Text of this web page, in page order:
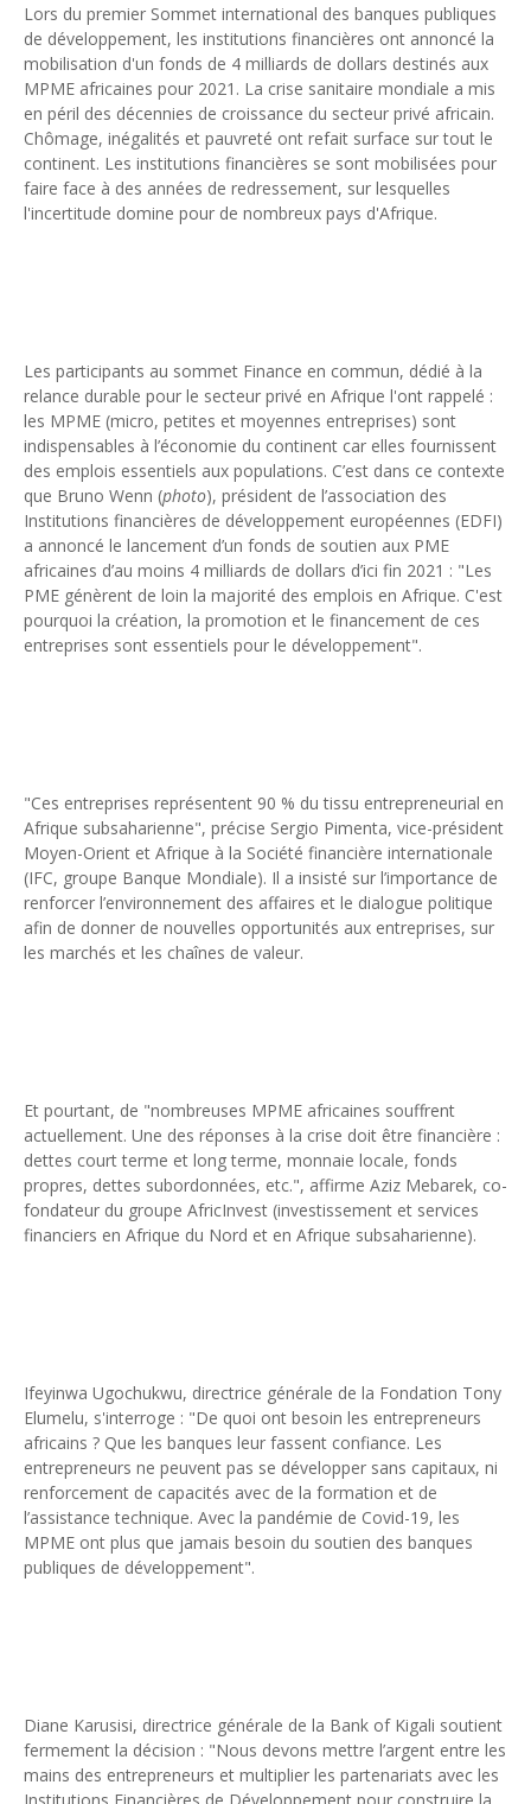
Unknown-Jul 01 2026
Economie hôtelière : la connectivité comme levier
Unknown-Jun 27 2026
Pays du Golfe : nouveau paradigme, nouvelles priorités
Unknown-Jun 22 2026
Neutralité carbone : les "Iles Vanille" poussent leurs pions
Unknown
- Jun 18 2026
Rendez-vous golfique : Mazagan joue sa carte
VTC : Yango Group veut accélérer en Afrique
Unknown - May 22 2026
Marques françaises : Chanel aux sommets de la
Tsirisoa Edition-May 13 2026
Art et médias sociaux : à l'ère de la "présence ciblée"
Unknown-May 09 2026
Tourisme : l'Afrique fait le pari du luxe et de la durabilité
Unknown -May 03 2026
Economie : quand le roi dollar grince
Unknown- Apr 26 2026
Tourisme : le Maroc confirme sa vitalité
Aug 07 2026
Unknown
Aug 03 2026
Lors du premier Sommet international des banques publiques
de développement, les institutions financières ont annoncé la
mobilisation d'un fonds de 4 milliards de dollars destinés aux
MPME africaines pour 2021. La crise sanitaire mondiale a mis
en péril des décennies de croissance du secteur privé africain.
Chômage, inégalités et pauvreté ont refait surface sur tout le
continent. Les institutions financières se sont mobilisées pour
faire face à des années de redressement, sur lesquelles
l'incertitude domine pour de nombreux pays d'Afrique.
Les participants au sommet Finance en commun, dédié à la
relance durable pour le secteur privé en Afrique l'ont rappelé :
les MPME (micro, petites et moyennes entreprises) sont
indispensables à l’économie du continent car elles fournissent
des emplois essentiels aux populations. C’est dans ce contexte
que Bruno Wenn (photo), président de l’association des
Institutions financières de développement européennes (EDFI)
a annoncé le lancement d’un fonds de soutien aux PME
africaines d’au moins 4 milliards de dollars d’ici fin 2021 : "Les
PME génèrent de loin la majorité des emplois en Afrique. C'est
pourquoi la création, la promotion et le financement de ces
entreprises sont essentiels pour le développement".
"Ces entreprises représentent 90 % du tissu entrepreneurial en
Afrique subsaharienne", précise Sergio Pimenta, vice-président
Moyen-Orient et Afrique à la Société financière internationale
(IFC, groupe Banque Mondiale). Il a insisté sur l’importance de
renforcer l’environnement des affaires et le dialogue politique
afin de donner de nouvelles opportunités aux entreprises, sur
les marchés et les chaînes de valeur.
Et pourtant, de "nombreuses MPME africaines souffrent
actuellement. Une des réponses à la crise doit être financière :
dettes court terme et long terme, monnaie locale, fonds
propres, dettes subordonnées, etc.", affirme Aziz Mebarek, co-
fondateur du groupe AfricInvest (investissement et services
financiers en Afrique du Nord et en Afrique subsaharienne).
Ifeyinwa Ugochukwu, directrice générale de la Fondation Tony
Elumelu, s'interroge : "De quoi ont besoin les entrepreneurs
africains ? Que les banques leur fassent confiance. Les
entrepreneurs ne peuvent pas se développer sans capitaux, ni
renforcement de capacités avec de la formation et de
l’assistance technique. Avec la pandémie de Covid-19, les
MPME ont plus que jamais besoin du soutien des banques
publiques de développement".
Diane Karusisi, directrice générale de la Bank of Kigali soutient
fermement la décision : "Nous devons mettre l’argent entre les
mains des entrepreneurs et multiplier les partenariats avec les